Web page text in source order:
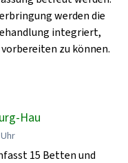
werden die
integriert,
zu können.
Hau
15 Betten und